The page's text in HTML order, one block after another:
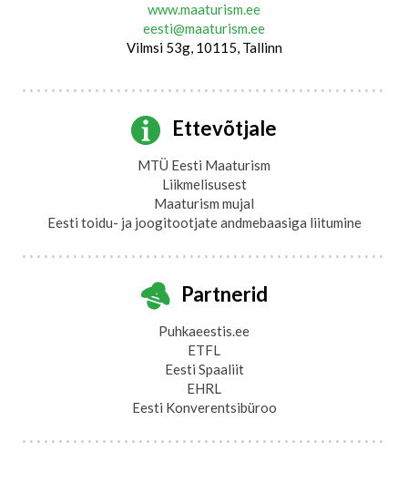
www.maaturism.ee
eesti@maaturism.ee
Vilmsi 53g, 10115, Tallinn
Ettevõtjale
MTÜ Eesti Maaturism
Liikmelisusest
Maaturism mujal
Eesti toidu- ja joogitootjate andmebaasiga liitumine
Partnerid
Puhkaeestis.ee
ETFL
Eesti Spaaliit
EHRL
Eesti Konverentsibüroo